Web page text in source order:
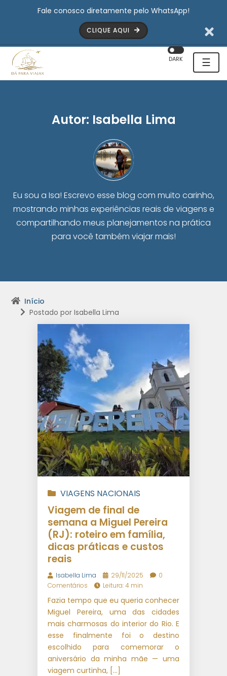
Fale conosco diretamente pelo WhatsApp!
CLIQUE AQUI
☰
DARK
Autor: Isabella Lima
Eu sou a Isa! Escrevo esse blog com muito carinho,
mostrando minhas experiências reais de viagens e
compartilhando meus planejamentos na prática
para você também viajar mais!
Início
Postado por Isabella Lima
VIAGENS NACIONAIS
Viagem de final de
semana a Miguel Pereira
(RJ): roteiro em família,
dicas práticas e custos
reais
Isabella Lima 29/11/2025
0
Comentários
Leitura: 4 min
Fazia tempo que eu queria conhecer
Miguel Pereira, uma das cidades
mais charmosas do interior do Rio. E
esse finalmente foi o destino
escolhido para comemorar o
aniversário da minha mãe — uma
viagem curtinha, […]